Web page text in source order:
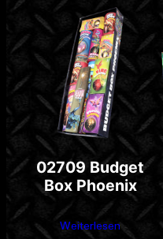
02709 Budget
Box Phoenix
Weiterlesen